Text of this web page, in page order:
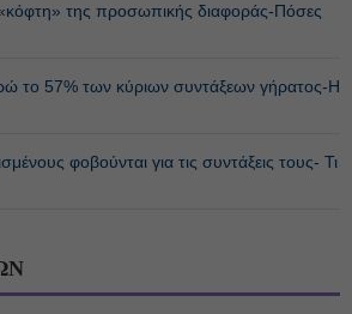
«κόφτη» της προσωπικής διαφοράς-Πόσες
το 57% των κύριων συντάξεων γήρατος-Η
φοβούνται για τις συντάξεις τους- Τι